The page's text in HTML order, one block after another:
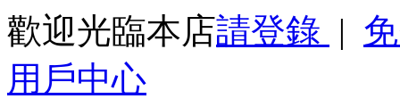
歡迎光臨本店請登錄 |
用戶中心